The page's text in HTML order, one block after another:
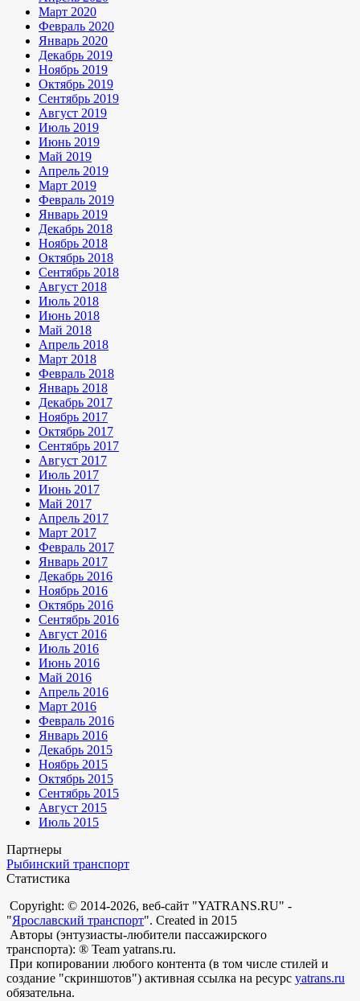
Март 2020
Февраль 2020
Январь 2020
Декабрь 2019
Ноябрь 2019
Октябрь 2019
Сентябрь 2019
Август 2019
Июль 2019
Июнь 2019
Май 2019
Апрель 2019
Март 2019
Февраль 2019
Январь 2019
Декабрь 2018
Ноябрь 2018
Октябрь 2018
Сентябрь 2018
Август 2018
Июль 2018
Июнь 2018
Май 2018
Апрель 2018
Март 2018
Февраль 2018
Январь 2018
Декабрь 2017
Ноябрь 2017
Октябрь 2017
Сентябрь 2017
Август 2017
Июль 2017
Июнь 2017
Май 2017
Апрель 2017
Март 2017
Февраль 2017
Январь 2017
Декабрь 2016
Ноябрь 2016
Октябрь 2016
Сентябрь 2016
Август 2016
Июль 2016
Июнь 2016
Май 2016
Апрель 2016
Март 2016
Февраль 2016
Январь 2016
Декабрь 2015
Ноябрь 2015
Октябрь 2015
Сентябрь 2015
Август 2015
Июль 2015
Партнеры
Рыбинский транспорт
Статистика
Copyright: © 2014-2026, веб-сайт "YATRANS.RU" -
"Ярославский транспорт". Created in 2015
Авторы (энтузиасты-любители пассажирского
транспорта): ® Team yatrans.ru.
При копировании любого контента (в том числе стилей и
создание "скриншотов") активная ссылка на ресурс yatrans.ru
обязательна.